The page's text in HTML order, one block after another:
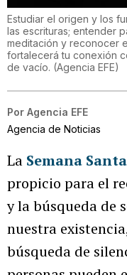
Estudiar el origen y los
las escrituras; entender
meditación y reconocer
fortalecerá tu conexión
de vacío. (Agencia EFE)
Por Agencia EFE
Agencia de Noticias
La Semana Santa
propicio para el
y la búsqueda de
nuestra
búsqueda de